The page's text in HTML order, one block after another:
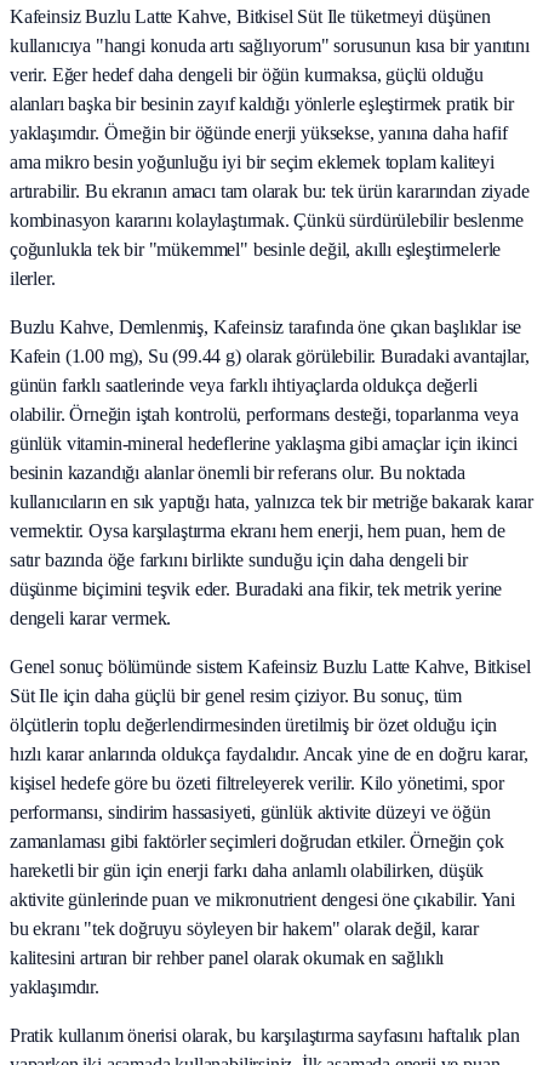
Kafeinsiz Buzlu Latte Kahve, Bitkisel Süt Ile tüketmeyi düşünen
kullanıcıya "hangi konuda artı sağlıyorum" sorusunun kısa bir yanıtını
verir. Eğer hedef daha dengeli bir öğün kurmaksa, güçlü olduğu
alanları başka bir besinin zayıf kaldığı yönlerle eşleştirmek pratik bir
yaklaşımdır. Örneğin bir öğünde enerji yüksekse, yanına daha hafif
ama mikro besin yoğunluğu iyi bir seçim eklemek toplam kaliteyi
artırabilir. Bu ekranın amacı tam olarak bu: tek ürün kararından ziyade
kombinasyon kararını kolaylaştırmak. Çünkü sürdürülebilir beslenme
çoğunlukla tek bir "mükemmel" besinle değil, akıllı eşleştirmelerle
ilerler.
Buzlu Kahve, Demlenmiş, Kafeinsiz tarafında öne çıkan başlıklar ise
Kafein (1.00 mg), Su (99.44 g) olarak görülebilir. Buradaki avantajlar,
günün farklı saatlerinde veya farklı ihtiyaçlarda oldukça değerli
olabilir. Örneğin iştah kontrolü, performans desteği, toparlanma veya
günlük vitamin-mineral hedeflerine yaklaşma gibi amaçlar için ikinci
besinin kazandığı alanlar önemli bir referans olur. Bu noktada
kullanıcıların en sık yaptığı hata, yalnızca tek bir metriğe bakarak karar
vermektir. Oysa karşılaştırma ekranı hem enerji, hem puan, hem de
satır bazında öğe farkını birlikte sunduğu için daha dengeli bir
düşünme biçimini teşvik eder. Buradaki ana fikir, tek metrik yerine
dengeli karar vermek.
Genel sonuç bölümünde sistem Kafeinsiz Buzlu Latte Kahve, Bitkisel
Süt Ile için daha güçlü bir genel resim çiziyor. Bu sonuç, tüm
ölçütlerin toplu değerlendirmesinden üretilmiş bir özet olduğu için
hızlı karar anlarında oldukça faydalıdır. Ancak yine de en doğru karar,
kişisel hedefe göre bu özeti filtreleyerek verilir. Kilo yönetimi, spor
performansı, sindirim hassasiyeti, günlük aktivite düzeyi ve öğün
zamanlaması gibi faktörler seçimleri doğrudan etkiler. Örneğin çok
hareketli bir gün için enerji farkı daha anlamlı olabilirken, düşük
aktivite günlerinde puan ve mikronutrient dengesi öne çıkabilir. Yani
bu ekranı "tek doğruyu söyleyen bir hakem" olarak değil, karar
kalitesini artıran bir rehber panel olarak okumak en sağlıklı
yaklaşımdır.
Pratik kullanım önerisi olarak, bu karşılaştırma sayfasını haftalık plan